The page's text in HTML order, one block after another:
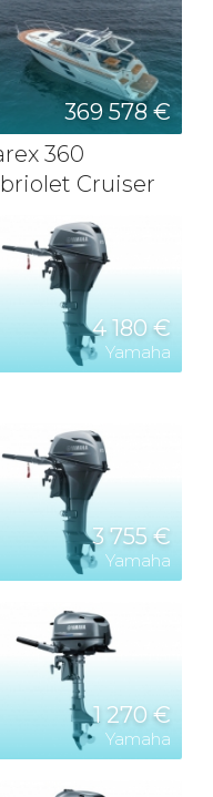
369 578 €
360
Cruiser
4 180 €
Yamaha
3 755 €
Yamaha
1 270 €
Yamaha